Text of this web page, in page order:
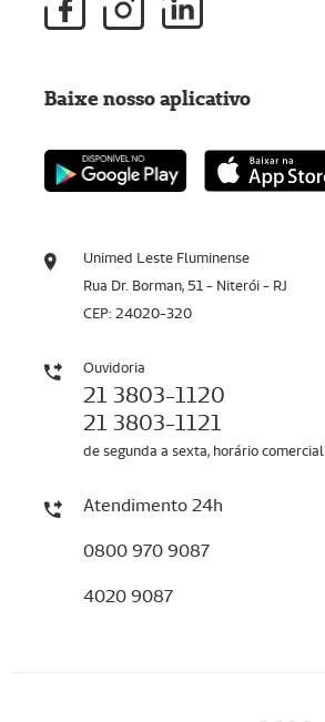
Unimed Leste Fluminense
Rua Dr. Borman, 51 - Niterói - RJ
CEP: 24020-320
Ouvidoria
21 3803-1120
21 3803-1121
de segunda a sexta, horário comercial
Atendimento 24h
0800 970 9087
4020 9087
Baixe nosso aplicativo